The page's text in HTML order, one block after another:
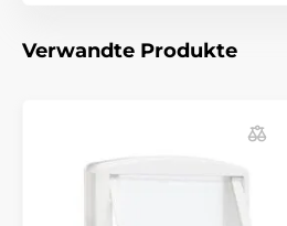
Verwandte Produkte